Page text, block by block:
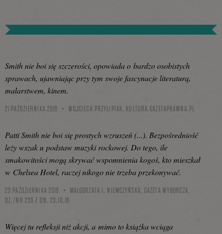
Smith nie boi się szczerości, opowiada o bardzo osobistych
sprawach, ujawniając przy tym swoje fascynacje literaturą,
malarstwem, kinem.
21 PAŹDZIERNIKA 2016 WOJCIECH PRZYLIPIAK, KULTURA.GAZETAPRAWNA.PL
Patti Smith nie boi się prostych wzruszeń (...). Bezpośredniość
leży wszak u podstaw muzyki rockowej. Do tego, ile
smakowitości mogą skrywać wspomnienia kogoś, kto mieszkał
w Chelsea Hotel, raczej nikogo nie trzeba przekonywać.
25 PAŹDZIERNIKA 2016
MAŁGORZATA I. NIEMCZYŃSKA, GAZETA WYBORCZA,
DZ./NR 250 Z DN. 25.10.16
Więcej tu refleksji niż akcji, a mimo to książka wciąga